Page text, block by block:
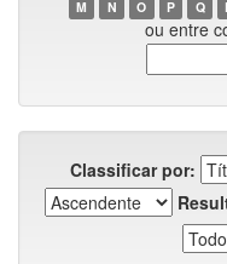
M
N O P Q
ou entre
Classificar por: